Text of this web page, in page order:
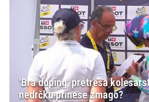
'Bra doping' pretresa
nedrčku prinese zmago?